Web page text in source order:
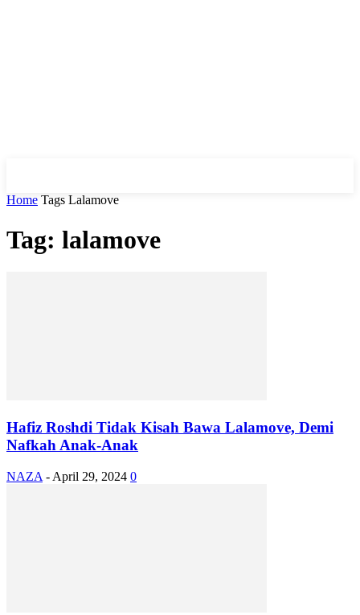
Home Tags Lalamove
Tag: lalamove
Hafiz Roshdi Tidak Kisah Bawa Lalamove, Demi
Nafkah Anak-Anak
NAZA - April 29, 2024 0